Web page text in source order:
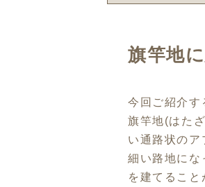
旗竿地
今回ご紹介す
旗竿地(はた
い通路状のア
細い路地にな
を建てること